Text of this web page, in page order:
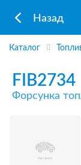
Назад
Каталог
FIB2734
Форсунка